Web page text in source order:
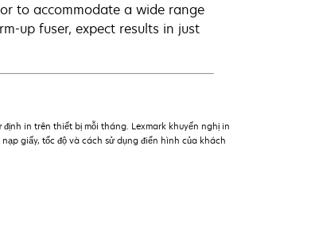
to accommodate a wide range
up fuser, expect results in just
in trên thiết bị mỗi tháng. Lexmark khuyến nghị in
giấy, tốc độ và cách sử dụng điển hình của khách